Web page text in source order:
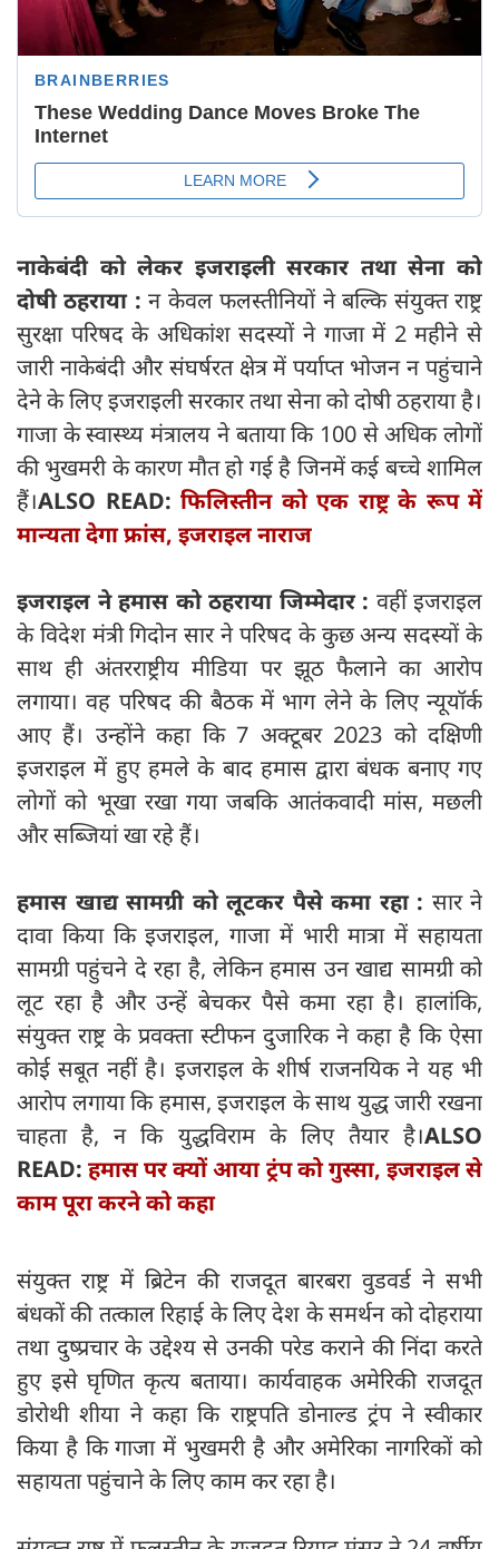
नाकेबंदी को लेकर इजराइली सरकार तथा सेना को
दोषी ठहराया :न केवल फलस्तीनियों ने बल्कि संयुक्त राष्ट्र
सुरक्षा परिषद के अधिकांश सदस्यों ने गाजा में 2 महीने से
जारी नाकेबंदी और संघर्षरत क्षेत्र में पर्याप्त भोजन न पहुंचाने
देने के लिए इजराइली सरकार तथा सेना को दोषी ठहराया है।
गाजा के स्वास्थ्य मंत्रालय ने बताया कि 100 से अधिक लोगों
की भुखमरी के कारण मौत हो गई है जिनमें कई बच्चे शामिल
हैं।ALSO READ: फिलिस्तीन को एक राष्ट्र के रूप में
मान्यता देगा फ्रांस, इजराइल नाराज
इजराइल ने हमास को ठहराया जिम्मेदार : वहीं इजराइल
के विदेश मंत्री गिदोन सार ने परिषद के कुछ अन्य सदस्यों के
साथ ही अंतरराष्ट्रीय मीडिया पर झूठ फैलाने का आरोप
लगाया। वह परिषद की बैठक में भाग लेने के लिए न्यूयॉर्क
आए हैं। उन्होंने कहा कि 7 अक्टूबर 2023 को दक्षिणी
इजराइल में हुए हमले के बाद हमास द्वारा बंधक बनाए गए
लोगों को भूखा रखा गया जबकि आतंकवादी मांस, मछली
और सब्जियां खा रहे हैं।
हमास खाद्य सामग्री को लूटकर पैसे कमा रहा : सार ने
दावा किया कि इजराइल, गाजा में भारी मात्रा में सहायता
सामग्री पहुंचने दे रहा है, लेकिन हमास उन खाद्य सामग्री को
लूट रहा है और उन्हें बेचकर पैसे कमा रहा है। हालांकि,
संयुक्त राष्ट्र के प्रवक्ता स्टीफन दुजारिक ने कहा है कि ऐसा
कोई सबूत नहीं है। इजराइल के शीर्ष राजनयिक ने यह भी
आरोप लगाया कि हमास, इजराइल के साथ युद्ध जारी रखना
चाहता है, न कि युद्धविराम के लिए तैयार है।ALSO
READ:हमास पर क्यों आया ट्रंप को गुस्सा, इजराइल से
काम पूरा करने को कहा
संयुक्त राष्ट्र में ब्रिटेन की राजदूत बारबरा वुडवर्ड ने सभी
बंधकों की तत्काल रिहाई के लिए देश के समर्थन को दोहराया
तथा दुष्प्रचार के उद्देश्य से उनकी परेड कराने की निंदा करते
हुए इसे घृणित कृत्य बताया। कार्यवाहक अमेरिकी राजदूत
डोरोथी शीया ने कहा कि राष्ट्रपति डोनाल्ड ट्रंप ने स्वीकार
किया है कि गाजा में भुखमरी है और अमेरिका नागरिकों को
सहायता पहुंचाने के लिए काम कर रहा है।